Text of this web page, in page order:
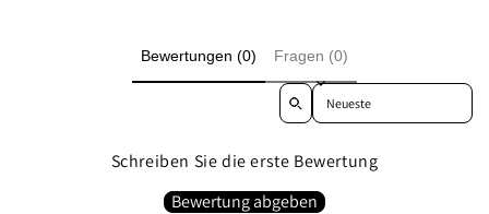
Bewertungen (0) Fragen (0)
Sort reviews by
Schreiben Sie die erste Bewertung
Bewertung abgeben